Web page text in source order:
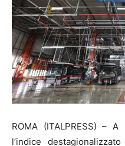
ROMA (ITALPRESS) –
l’indice